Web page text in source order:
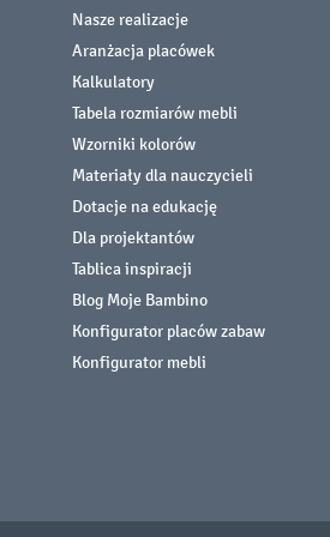
Nasze realizacje
Aranżacja placówek
Kalkulatory
Tabela rozmiarów mebli
Wzorniki kolorów
Materiały dla nauczycieli
Dotacje na edukację
Dla projektantów
Tablica inspiracji
Blog Moje Bambino
Konfigurator placów zabaw
Konfigurator mebli